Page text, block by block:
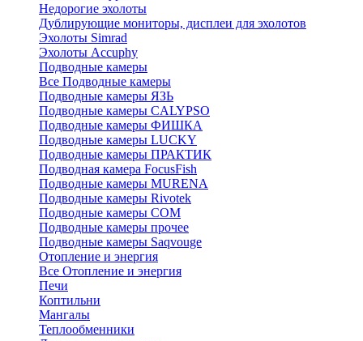
Недорогие эхолоты
Дублирующие мониторы, дисплеи для эхолотов
Эхолоты Simrad
Эхолоты Accuphy
Подводные камеры
Все Подводные камеры
Подводные камеры ЯЗЬ
Подводные камеры CALYPSO
Подводные камеры ФИШКА
Подводные камеры LUCKY
Подводные камеры ПРАКТИК
Подводная камера FocusFish
Подводные камеры MURENA
Подводные камеры Rivotek
Подводные камеры СОМ
Подводные камеры прочее
Подводные камеры Saqvouge
Отопление и энергия
Все Отопление и энергия
Печи
Коптильни
Мангалы
Теплообменники